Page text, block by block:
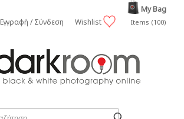
Εγγραφή / Σύνδεση Wishlist
My Bag
Items (100)